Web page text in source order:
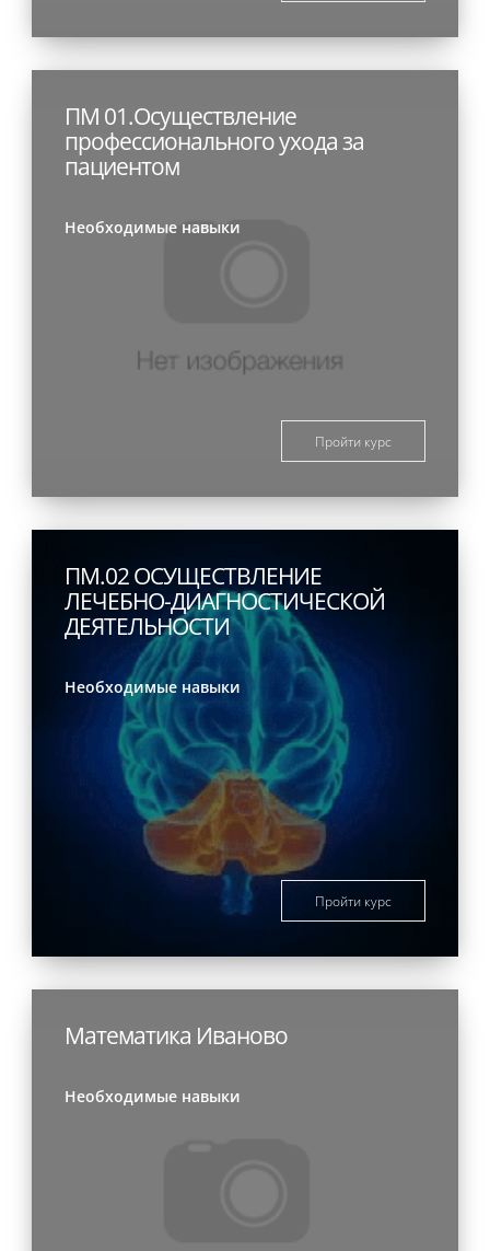
ПМ 01.Осуществление
профессионального ухода за
пациентом
Необходимые навыки
Пройти курс
ПМ.02 ОСУЩЕСТВЛЕНИЕ
ЛЕЧЕБНО-ДИАГНОСТИЧЕСКОЙ
ДЕЯТЕЛЬНОСТИ
Необходимые навыки
Пройти курс
Математика Иваново
Необходимые навыки